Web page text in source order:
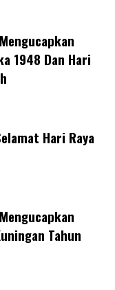
1948 Dan Hari
Hari Raya
Tahun